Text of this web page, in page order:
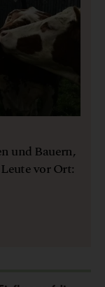
und Bauern,
vor Ort: